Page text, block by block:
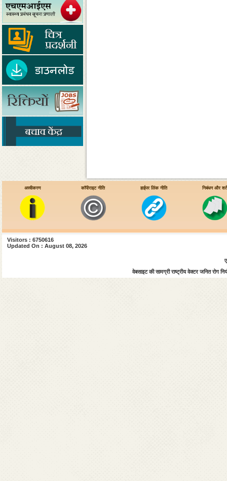
अस्वीकरण कॉपीराइट नीति हाईपर लिंक नीति निबंधन और शर्तें
Visitors : 6750616
Updated On : August 08, 2026
वेबसाइट की सामग्री राष्ट्रीय वेक्टर जनित रोग